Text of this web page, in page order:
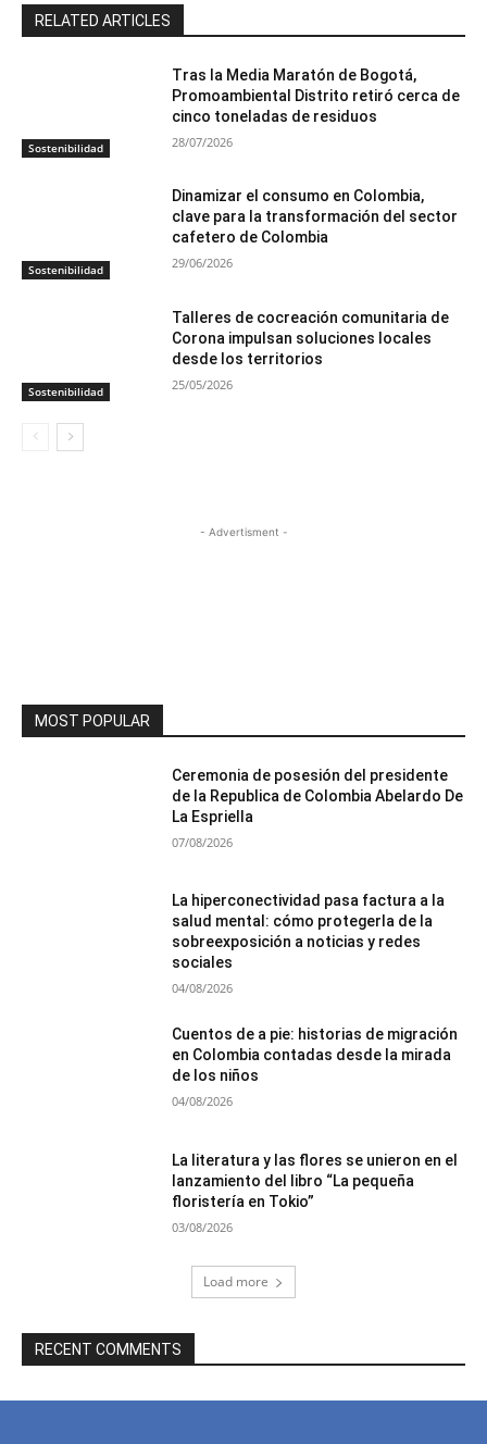
RELATED ARTICLES
Sostenibilidad
Tras la Media Maratón de Bogotá,
Promoambiental Distrito retiró cerca de
cinco toneladas de residuos
28/07/2026
Sostenibilidad
Dinamizar el consumo en Colombia,
clave para la transformación del sector
cafetero de Colombia
29/06/2026
Sostenibilidad
Talleres de cocreación comunitaria de
Corona impulsan soluciones locales
desde los territorios
25/05/2026
- Advertisment -
MOST POPULAR
Ceremonia de posesión del presidente
de la Republica de Colombia Abelardo De
La Espriella
07/08/2026
La hiperconectividad pasa factura a la
salud mental: cómo protegerla de la
sobreexposición a noticias y redes
sociales
04/08/2026
Cuentos de a pie: historias de migración
en Colombia contadas desde la mirada
de los niños
04/08/2026
La literatura y las flores se unieron en el
lanzamiento del libro “La pequeña
floristería en Tokio”
03/08/2026
Load more
RECENT COMMENTS